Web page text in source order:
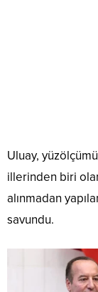
Uluay,
illerinden biri
alınmadan
savundu.